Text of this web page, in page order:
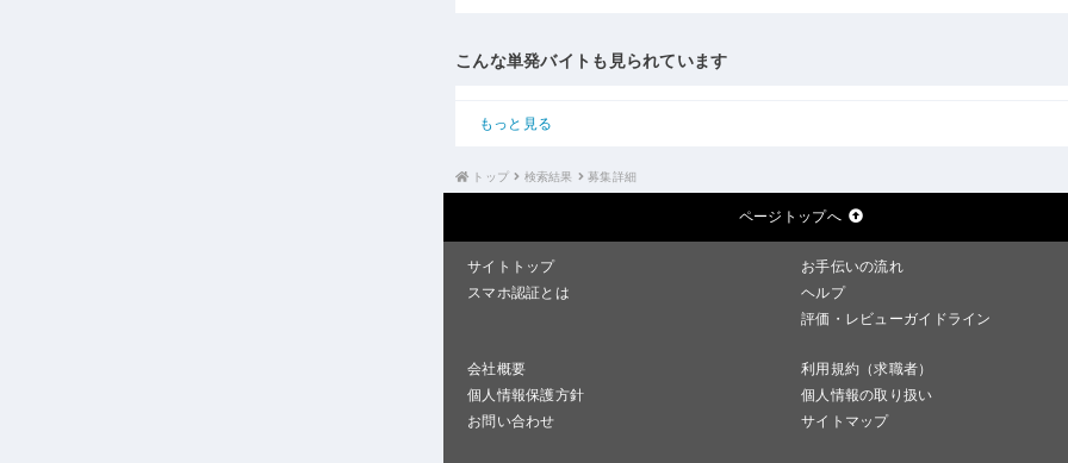
こんな単発バイトも見られています
もっと見る
トップ 検索結果 募集詳細
ページトップへ
サイトトップ
お手伝いの流れ
スマホ認証とは
ヘルプ
評価・レビューガイドライン
会社概要
利用規約（求職者）
個人情報保護方針
個人情報の取り扱い
お問い合わせ
サイトマップ